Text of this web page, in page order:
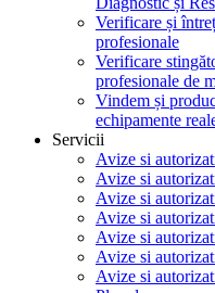
Verificare și
profesionale
Verificare
profesionale de
Vindem și
echipamente
Servicii
Avize si
Avize si
Avize si
Avize si
Avize si
Avize si
Avize si